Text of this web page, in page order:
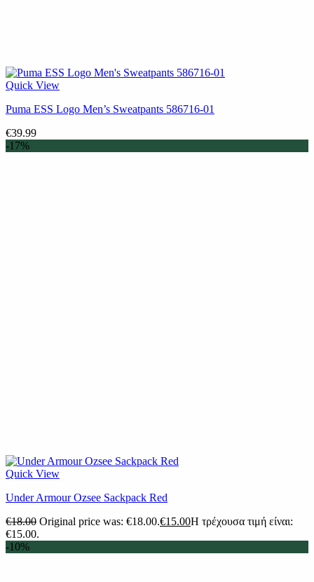
Quick View
Puma ESS Logo Men’s Sweatpants 586716-01
€39.99
-17%
Quick View
Under Armour Ozsee Sackpack Red
€18.00 Original price was: €18.00.€15.00Η τρέχουσα τιμή είναι:
€15.00.
-10%